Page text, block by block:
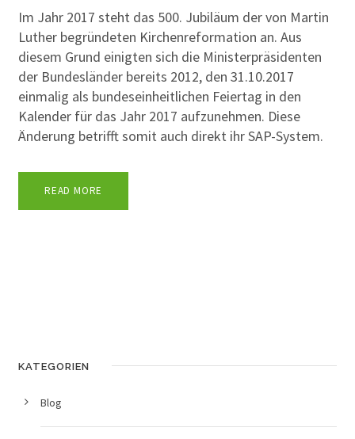
Im Jahr 2017 steht das 500. Jubiläum der von Martin
Luther begründeten Kirchenreformation an. Aus
diesem Grund einigten sich die Ministerpräsidenten
der Bundesländer bereits 2012, den 31.10.2017
einmalig als bundeseinheitlichen Feiertag in den
Kalender für das Jahr 2017 aufzunehmen. Diese
Änderung betrifft somit auch direkt ihr SAP-System.
READ MORE
KATEGORIEN
Blog